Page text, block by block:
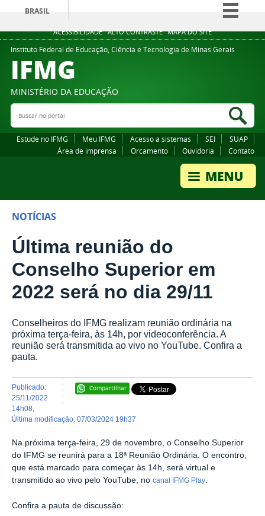
ACESSIBILIDADE ALTO CONTRASTE MAPA DO SITE
BRASIL
Simplifique!
Comunica BR
Legislação
Instituto Federal de Educação, Ciência e Tecnologia de Minas Gerais
IFMG
MINISTÉRIO DA EDUCAÇÃO
Buscar no portal
Estude no IFMG Meu IFMG Acesso a sistemas SEI
SUAP
Área de imprensa
Orcamento Ouvidoria Contato
NOTÍCIAS
Última reunião do
Conselho Superior em
2022 será no dia 29/11
Conselheiros do IFMG realizam reunião ordinária na
próxima terça-feira, às 14h, por videoconferência. A
reunião será transmitida ao vivo no YouTube. Confira a
pauta.
Compartilhar
publicado:
25/11/2022
14h08
última modificação: 07/03/2024 19h37
Na próxima terça-feira, 29 de novembro, o Conselho Superior
do IFMG se reunirá para a 18ª Reunião Ordinária. O encontro,
que está marcado para começar às 14h, será virtual e
transmitido ao vivo pelo YouTube, no canal IFMG Play.
Confira a pauta de discussão: